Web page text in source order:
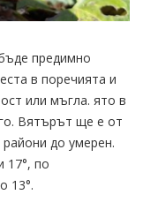
предимно
в поречията и
или мъгла. ято в
Вятърът ще е от
до умерен.
17°, по
13°.